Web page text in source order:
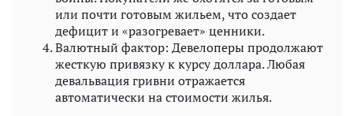
или почти готовым жильем, что создает
дефицит и «разогревает» ценники.
Валютный фактор: Девелоперы продолжают
жесткую привязку к курсу доллара. Любая
девальвация гривни отражается
автоматически на стоимости жилья.